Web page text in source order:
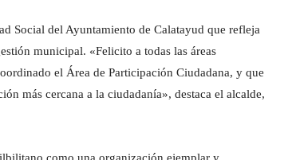
Social del Ayuntamiento de Calatayud que refleja
municipal. «Felicito a todas las áreas
el Área de Participación Ciudadana, y que
más cercana a la ciudadanía», destaca el alcalde,